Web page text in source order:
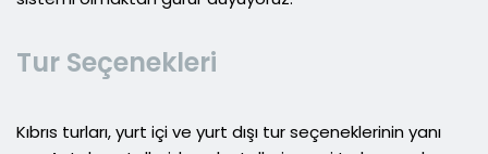
Tur Seçenekleri
Kıbrıs turları, yurt içi ve yurt dışı tur seçeneklerinin yanı